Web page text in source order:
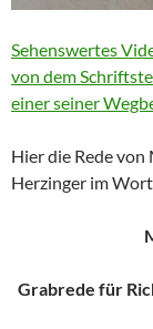
Sehenswertes
von dem
einer seiner
Hier die Rede
Herzinger im
Grabrede für